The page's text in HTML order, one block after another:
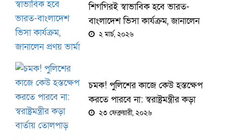
শিগগিরই স্বাভাবিক হবে ভারত-
বাংলাদেশ ভিসা কার্যক্রম, জানালেন
প্রণয় ভার্মা
২ মার্চ, ২০২৬
চমক! পুলিশের কাজে কেউ হস্তক্ষেপ
করতে পারবে না: স্বরাষ্ট্রমন্ত্রীর কড়া
বার্তায় তোলপাড়
২৩ ফেব্রুয়ারী, ২০২৬